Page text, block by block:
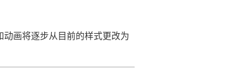
画将逐步从目前的样式更改为